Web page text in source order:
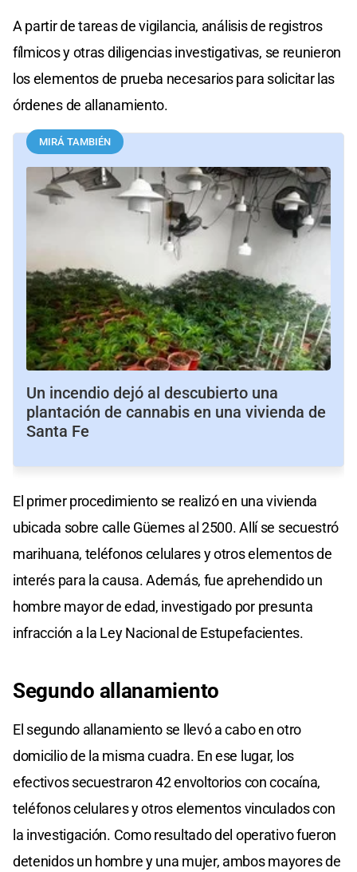
A partir de tareas de vigilancia, análisis de registros
fílmicos y otras diligencias investigativas, se reunieron
los elementos de prueba necesarios para solicitar las
órdenes de allanamiento.
MIRÁ TAMBIÉN
Un incendio dejó al descubierto una
plantación de cannabis en una vivienda de
Santa Fe
El primer procedimiento se realizó en una vivienda
ubicada sobre calle Güemes al 2500. Allí se secuestró
marihuana, teléfonos celulares y otros elementos de
interés para la causa. Además, fue aprehendido un
hombre mayor de edad, investigado por presunta
infracción a la Ley Nacional de Estupefacientes.
Segundo allanamiento
El segundo allanamiento se llevó a cabo en otro
domicilio de la misma cuadra. En ese lugar, los
efectivos secuestraron 42 envoltorios con cocaína,
teléfonos celulares y otros elementos vinculados con
la investigación. Como resultado del operativo fueron
detenidos un hombre y una mujer, ambos mayores de